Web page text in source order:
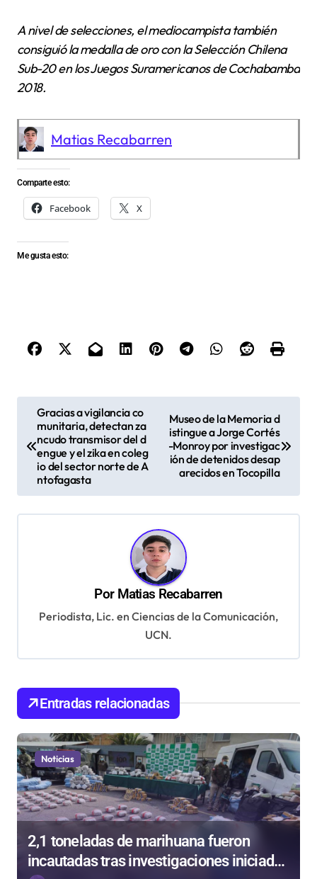
A nivel de selecciones, el mediocampista también
consiguió la medalla de oro con la Selección Chilena
Sub-20 en los Juegos Suramericanos de Cochabamba
2018.
Matias Recabarren
Comparte esto:
Facebook X
Me gusta esto:
g
e
e
n
t
r
a
d
a
Gracias a vigilancia co
munitaria, detectan za
ncudo transmisor del d
engue y el zika en coleg
io del sector norte de A
ntofagasta
Museo de la Memoria d
istingue a Jorge Cortés
-Monroy por investigac
ión de detenidos desap
arecidos en Tocopilla
Por Matias Recabarren
Periodista, Lic. en Ciencias de la Comunicación,
UCN.
Entradas relacionadas
Noticias
2,1 toneladas de marihuana fueron
incautadas tras investigaciones iniciadas